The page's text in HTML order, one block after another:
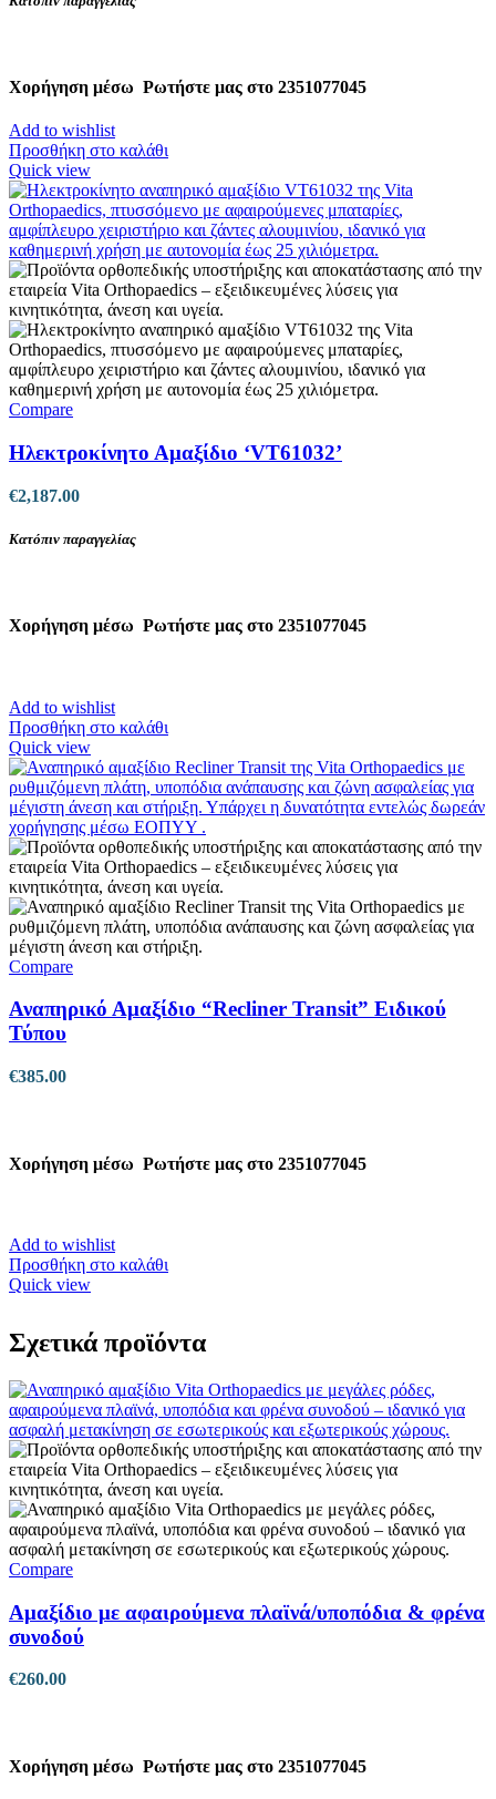
Χορήγηση μέσω Ρωτήστε μας στο 2351077045
Add to wishlist
Προσθήκη στο καλάθι
Quick view
Compare
Ηλεκτροκίνητο Αμαξίδιο ‘VT61032’
€2,187.00
Κατόπιν παραγγελίας
Χορήγηση μέσω Ρωτήστε μας στο 2351077045
Add to wishlist
Προσθήκη στο καλάθι
Quick view
Compare
Αναπηρικό Αμαξίδιο “Recliner Transit” Ειδικού
Τύπου
€385.00
Χορήγηση μέσω Ρωτήστε μας στο 2351077045
Add to wishlist
Προσθήκη στο καλάθι
Quick view
Σχετικά προϊόντα
Compare
Αμαξίδιο με αφαιρούμενα πλαϊνά/υποπόδια & φρένα
συνοδού
€260.00
Χορήγηση μέσω Ρωτήστε μας στο 2351077045